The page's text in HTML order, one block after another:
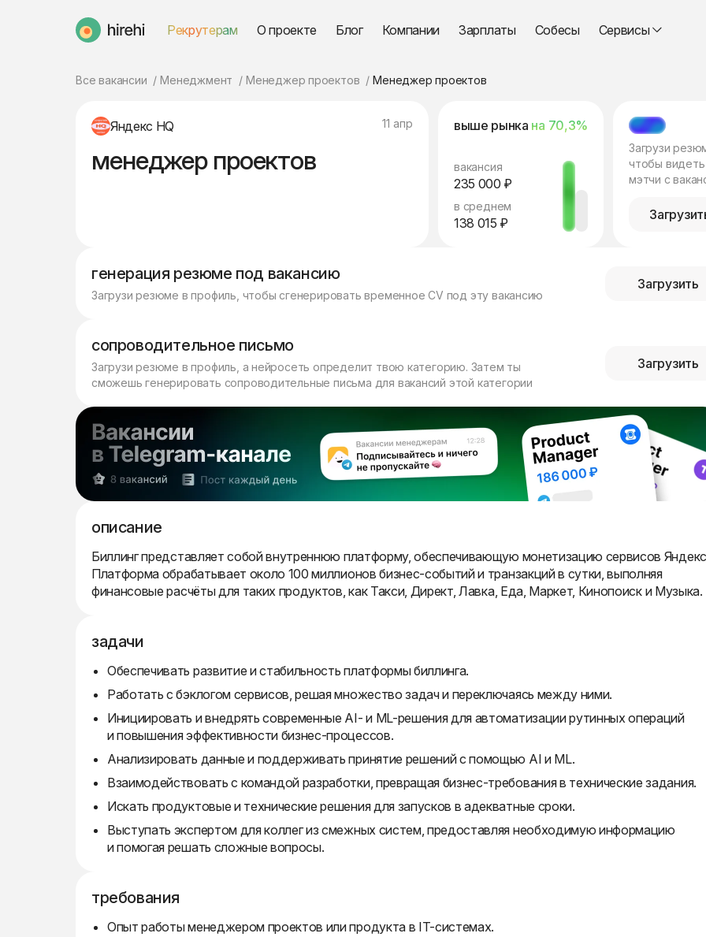
HireHi Рекрутерам О проекте Блог Компании Зарплаты Собесы Сервисы
Все вакансии Менеджмент Менеджер проектов Менеджер проектов
Яндекс HQ 11 апр
менеджер проектов
выше рынка на 70,3%
вакансия
235 000 ₽
в среднем
138 015 ₽
МЭТЧ
Загрузи
чтобы видеть
мэтчи с
генерация резюме под вакансию
Загрузи резюме в профиль, чтобы сгенерировать временное CV под эту вакансию
Загрузить
сопроводительное письмо
Загрузи резюме в профиль, а нейросеть определит твою категорию. Затем ты
сможешь генерировать сопроводительные письма для вакансий этой категории
Загрузить
описание
Биллинг представляет собой внутреннюю платформу, обеспечивающую монетизацию сервисов
Платформа обрабатывает около 100 миллионов бизнес-событий и транзакций в сутки, выполняя
финансовые расчёты для таких продуктов, как Такси, Директ, Лавка, Еда, Маркет, Кинопоиск и Музыка.
задачи
Обеспечивать развитие и стабильность платформы биллинга.
Работать с бэклогом сервисов, решая множество задач и переключаясь между ними.
Инициировать и внедрять современные AI- и ML-решения для автоматизации рутинных операций
и повышения эффективности бизнес-процессов.
Анализировать данные и поддерживать принятие решений с помощью AI и ML.
Взаимодействовать с командой разработки, превращая бизнес-требования в технические задания.
Искать продуктовые и технические решения для запусков в адекватные сроки.
Выступать экспертом для коллег из смежных систем, предоставляя необходимую информацию
и помогая решать сложные вопросы.
требования
Опыт работы менеджером проектов или продукта в IT-системах.